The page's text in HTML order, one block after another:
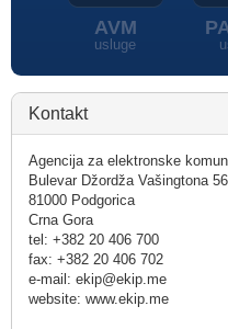
AVM
usluge
Kontakt
Agencija za elektronske
Bulevar Džordža Vašingtona 56
81000 Podgorica
Crna Gora
tel: +382 20 406 700
fax: +382 20 406 702
e-mail: ekip@ekip.me
website: www.ekip.me